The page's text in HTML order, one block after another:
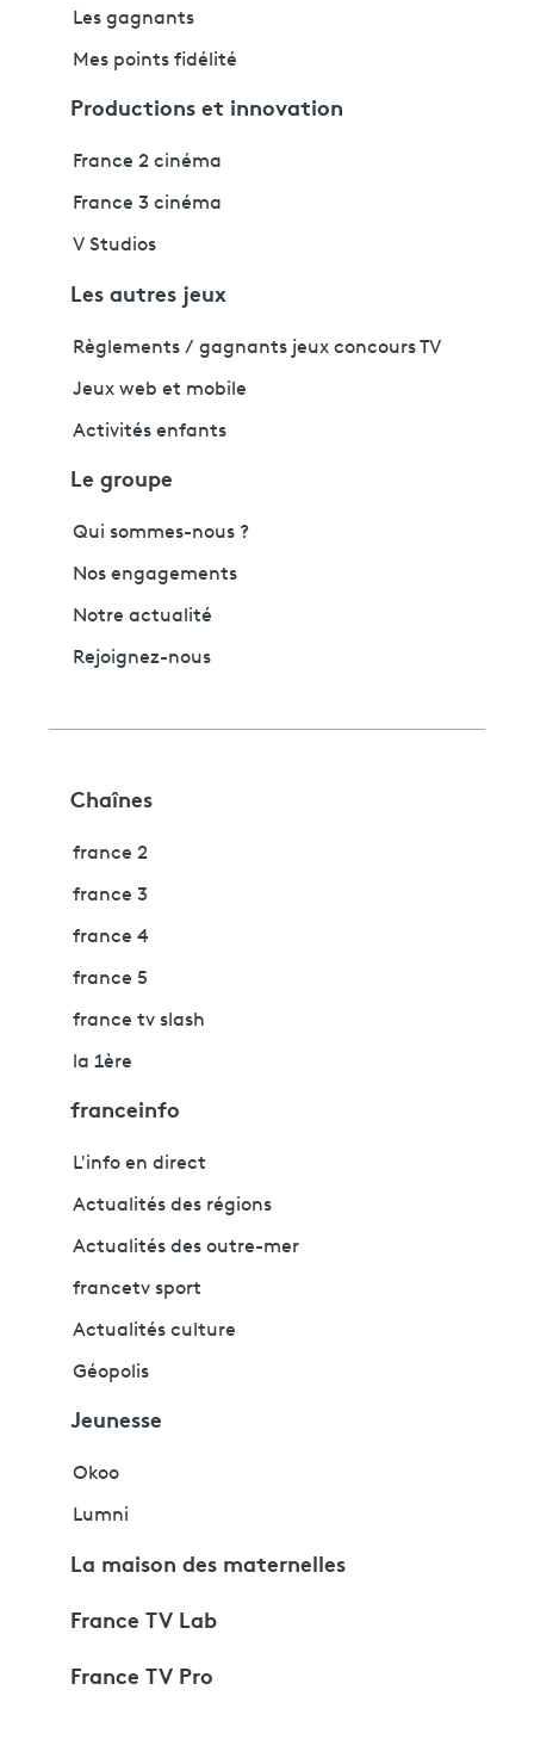
Les gagnants
Mes points fidélité
Productions et innovation
France 2 cinéma
France 3 cinéma
V Studios
Les autres jeux
Règlements / gagnants jeux concours TV
Jeux web et mobile
Activités enfants
Le groupe
Qui sommes-nous ?
Nos engagements
Notre actualité
Rejoignez-nous
Chaînes
france 2
france 3
france 4
france 5
france tv slash
la 1ère
franceinfo
L'info en direct
Actualités des régions
Actualités des outre-mer
francetv sport
Actualités culture
Géopolis
Jeunesse
Okoo
Lumni
La maison des maternelles
France TV Lab
France TV Pro